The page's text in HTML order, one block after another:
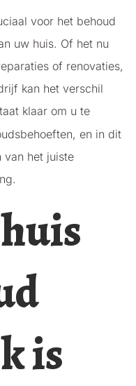
voor het behoud
uw huis. Of het nu
of renovaties,
kan het verschil
klaar om u te
en in dit
van het juiste
is